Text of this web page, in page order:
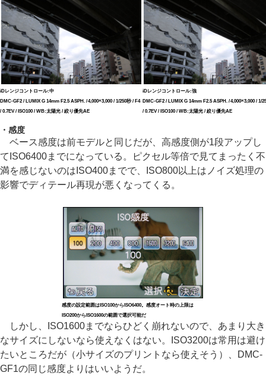
iDレンジコントロール:中
DMC-GF2 / LUMIX G 14mm F2.5 ASPH. / 4,000×3,000 / 1/250秒 / F4
/ 0.7EV / ISO100 / WB:太陽光 / 絞り優先AE
iDレンジコントロール:強
DMC-GF2 / LUMIX G 14mm F2.5 ASPH. / 4,000×3,000 / 1/
/ 0.7EV / ISO100 / WB:太陽光 / 絞り優先AE
・感度
ベース感度は前モデルと同じだが、高感度側が1段アップし
てISO6400までになっている。ピクセル等倍で見てまったく不
満を感じないのはISO400までで、ISO800以上はノイズ処理の
影響でディテール再現が悪くなってくる。
感度の設定範囲はISO100からISO6400。感度オート時の上限は
ISO200からISO1600の範囲で選択可能だ
しかし、ISO1600までならひどく崩れないので、あまり大き
なサイズにしないなら使えなくはない。ISO3200は常用は避け
たいところだが（小サイズのプリントなら使えそう）、DMC-
GF1の同じ感度よりはいいようだ。